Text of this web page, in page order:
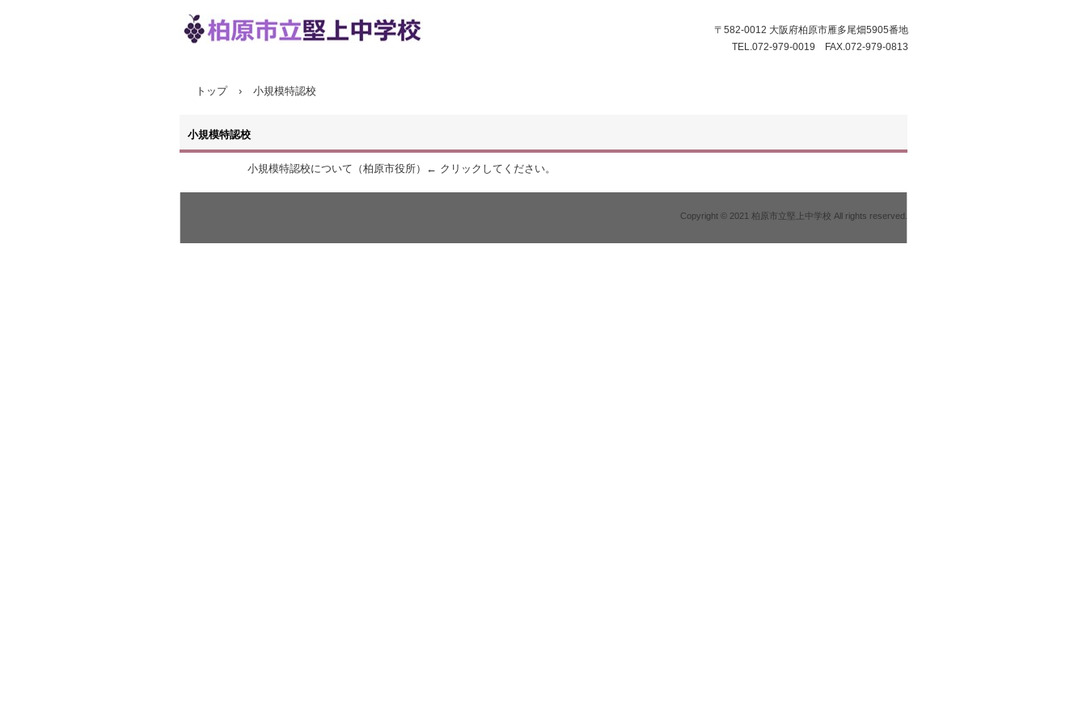
〒582-0012 大阪府柏原市雁多尾畑5905番地
TEL.072-979-0019 FAX.072-979-0813
トップ › 小規模特認校
小規模特認校
小規模特認校について（柏原市役所） ← クリックしてください。
Copyright © 2021 柏原市立堅上中学校 All rights reserved.